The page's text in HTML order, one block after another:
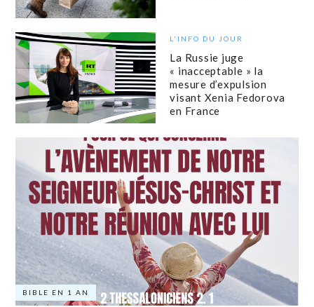
L'INFO DU JOUR
La Russie juge
« inacceptable » la
mesure d’expulsion
visant Xenia Fedorova
en France
BIBLE EN 1 AN